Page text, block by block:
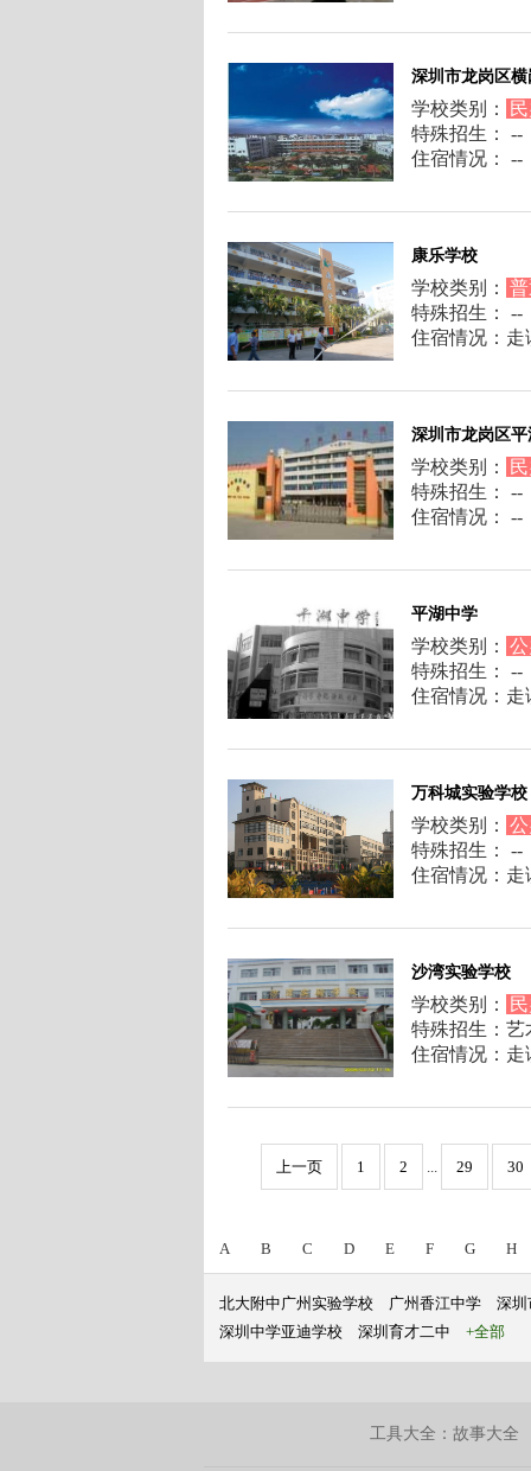
深圳市龙岗区
学校类别：
特殊招生： --
住宿情况： --
康乐学校
学校类别：
特殊招生： --
住宿情况：走
深圳市龙岗区
学校类别：
特殊招生： --
住宿情况： --
平湖中学
学校类别：
特殊招生： --
住宿情况：走
万科城实验学校
学校类别：
特殊招生： --
住宿情况：走
沙湾实验学校
学校类别：
特殊招生：艺
住宿情况：走
上一页 1 2 ... 29 30
A B C D E F G H
北大附中广州实验学校 广州香江中学
深圳
深圳中学亚迪学校
深圳育才二中 +全部
工具大全： 故事大全